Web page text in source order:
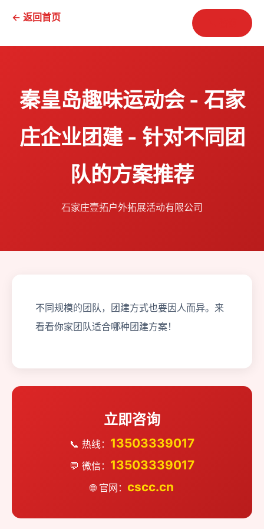
← 返回首页
秦皇岛趣味运动会 - 石家
庄企业团建 - 针对不同团
队的方案推荐
石家庄壹拓户外拓展活动有限公司
不同规模的团队，团建方式也要因人而异。来
看看你家团队适合哪种团建方案！
立即咨询
📞 热线： 13503339017
💬 微信： 13503339017
🌐 官网： cscc.cn